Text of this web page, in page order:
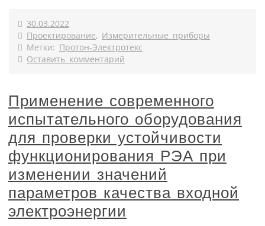
30.03.2022
Проектирование, Измерительные приборы
Метки: Протон-Электротекс
Оставить комментарий
Применение современного
испытательного оборудования
для проверки устойчивости
функционирования РЭА при
изменении значений
параметров качества входной
электроэнергии